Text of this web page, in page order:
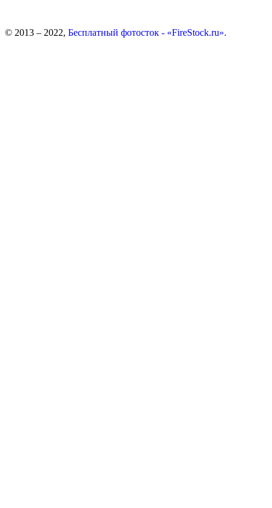
© 2013 – 2022, Бесплатный фотосток - «FireStock.ru».